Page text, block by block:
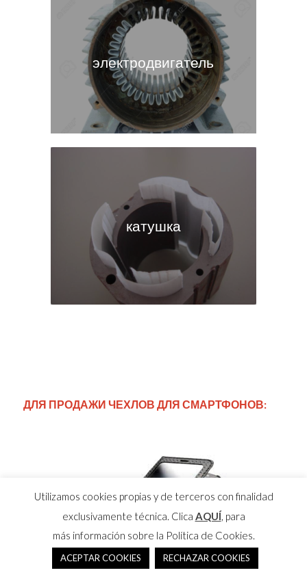
электродвигатель
катушка
ДЛЯ ПРОДАЖИ ЧЕХЛОВ ДЛЯ СМАРТФОНОВ:
Utilizamos cookies propias y de terceros con finalidad
exclusivamente técnica. Clica AQUÍ, para
más información sobre la Política de Cookies.
ACEPTAR COOKIES RECHAZAR COOKIES